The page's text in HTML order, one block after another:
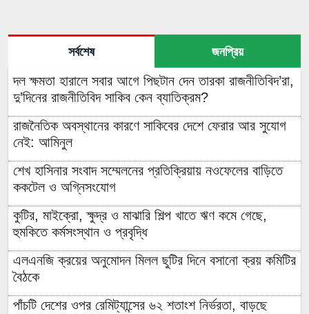
সর্বশেষ জনপ্রিয়
দল ক্ষমতা হারালে সবার আগে পিছটান দেন তারকা রাজনীতিবিদ’রা,
দু’দিনের রাজনীতিবিদ সাকিব কেন ব্যাতিক্রম?
রাজনৈতিক অবস্থানের কারণে সাকিবের দেশে ফেরার আর সুযোগ
নেই: আমিনুল
শেখ হাসিনার সংবাদ সম্মেলনের প্রতিক্রিয়ায় নওফেলের বাড়িতে
ককটেল ও অগ্নিসংযোগ
কুটির, মাইক্রো, ক্ষুদ্র ও মাঝারি শিল্প খাতে ঋণ কমে গেছে,
হুমকিতে কর্মসংস্থান ও প্রবৃদ্ধি
এলএনজি ক্রয়ের অনুমোদন মিলল ছুটির দিনে বসানো ক্রয় কমিটির
বৈঠকে
পাঁচটি দেশের ওপর রেমিট্যান্সের ৬২ শতাংশ নির্ভরতা, বাড়ছে